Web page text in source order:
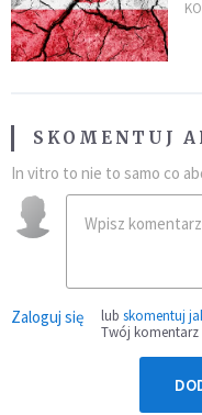
SKOMENTUJ
In vitro to nie to samo co
Zaloguj się lub skomentuj
Twój